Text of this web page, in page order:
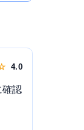
4.0
確認